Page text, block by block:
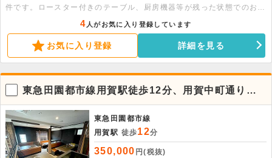
件です。ロースター付きのテーブル、厨房機器等が残った状態でのお渡
しとなるため、現テナントと近しい業態であればすぐに出店が可能で
す。周辺はカフェ・居酒屋・中華等、多くの飲食店が出店しておりま
す。物件周辺には企業や住宅等も多くあるため、ビジネスマンや近隣住
民からの需要があるエリアです。人気エリアのため、お早めにお問い合
わせください。 ※面積には増築部分（1.56坪）を含みます。
4 人がお気に入り登録しています
お気に入り登録 詳細を見る
東急田園都市線用賀駅徒歩12分、用賀中町通り沿
いの路面店。焼肉店居抜きの店舗物件
東急田園都市線
用賀駅 徒歩12分
350,000 円(税抜)